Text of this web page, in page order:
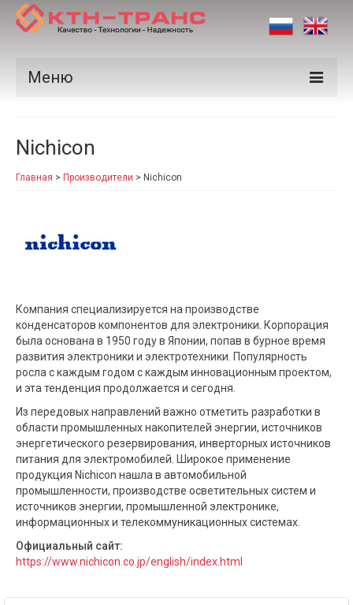
Меню
Производители
Рынки
Новости
Nichicon
Главная > Производители > Nichicon
Компания специализируется на производстве
конденсаторов компонентов для электроники. Корпорация
была основана в 1950 году в Японии, попав в бурное время
развития электроники и электротехники. Популярность
росла с каждым годом с каждым инновационным проектом,
и эта тенденция продолжается и сегодня.
Из передовых направлений важно отметить разработки в
области промышленных накопителей энергии, источников
энергетического резервирования, инверторных источников
питания для электромобилей. Широкое применение
продукция Nichicon нашла в автомобильной
промышленности, производстве осветительных систем и
источников энергии, промышленной электронике,
информационных и телекоммуникационных системах.
Официальный сайт:
https://www.nichicon.co.jp/english/index.html